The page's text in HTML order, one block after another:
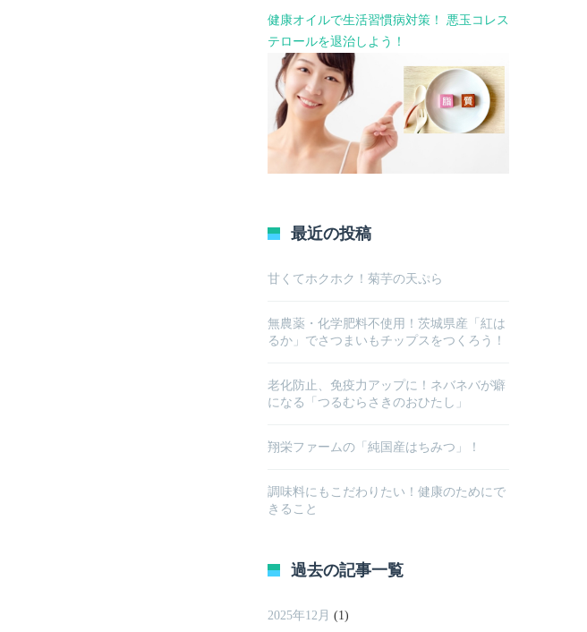
健康オイルで生活習慣病対策！ 悪玉コレス
テロールを退治しよう！
最近の投稿
甘くてホクホク！菊芋の天ぷら
無農薬・化学肥料不使用！茨城県産「紅は
るか」でさつまいもチップスをつくろう！
老化防止、免疫力アップに！ネバネバが癖
になる「つるむらさきのおひたし」
翔栄ファームの「純国産はちみつ」！
調味料にもこだわりたい！健康のためにで
きること
過去の記事一覧
2025年12月 (1)